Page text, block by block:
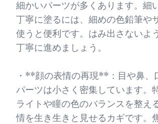
細かいパーツが多くあります。細
丁寧に塗るには、細めの色鉛筆や
使うと便利です。はみ出さないよ
丁寧に進めましょう。
・**顔の表情の再現**：目や鼻、
パーツは小さく密集しています。
ライトや瞳の色のバランスを整え
情を生き生きと見せるカギです。